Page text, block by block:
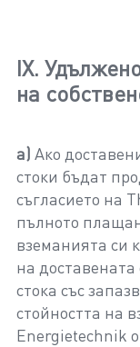
IX.
на
а) Ако
стоки бъдат
съгласието на
пълното
вземанията си
на
стока със
стойността на
Energietechnik